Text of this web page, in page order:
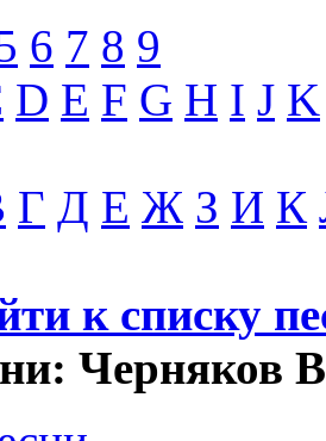
6 7 8 9
D E F G H I J K
Г Д Е Ж З И К
к списку
Черняков